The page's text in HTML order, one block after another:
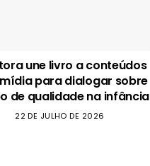
une livro a conteúdos
para dialogar sobre
de qualidade na infância
22 DE JULHO DE 2026